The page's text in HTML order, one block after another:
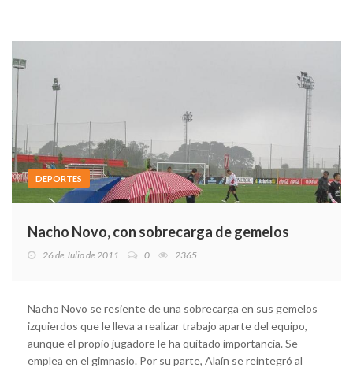
DEPORTES
Nacho Novo, con sobrecarga de gemelos
26 de Julio de 2011 0 2365
Nacho Novo se resiente de una sobrecarga en sus gemelos
izquierdos que le lleva a realizar trabajo aparte del equipo,
aunque el propio jugadore le ha quitado importancia. Se
emplea en el gimnasio. Por su parte, Alaín se reintegró al